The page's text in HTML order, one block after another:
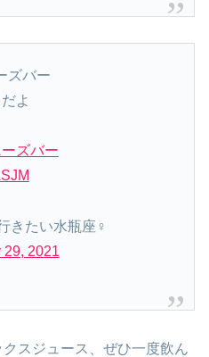
ズバー
よ
ズバー
きたい水瓶座‍♀️
29, 2021
スジュース、ぜひ一度飲ん